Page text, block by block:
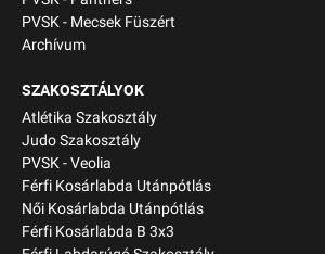
PVSK - Mecsek Füszért
Archívum
SZAKOSZTÁLYOK
Atlétika Szakosztály
Judo Szakosztály
PVSK - Veolia
Férfi Kosárlabda Utánpótlás
Női Kosárlabda Utánpótlás
Férfi Kosárlabda B 3x3